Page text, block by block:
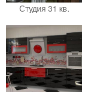
Студия 31 кв.